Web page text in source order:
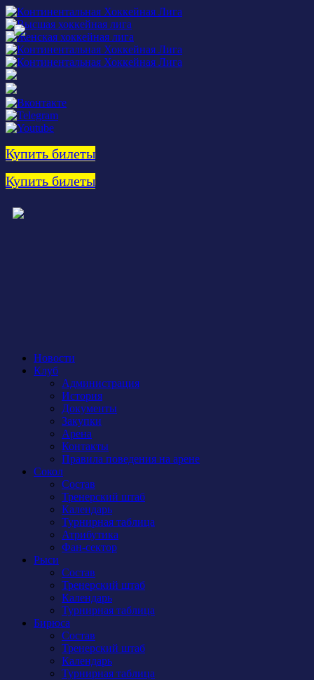
Купить билеты
Купить билеты
Новости
Клуб
Администрация
История
Документы
Закупки
Арена
Контакты
Правила поведения на арене
Сокол
Состав
Тренерский штаб
Календарь
Турнирная таблица
Атрибутика
Фан-сектор
Рыси
Состав
Тренерский штаб
Календарь
Турнирная таблица
Бирюса
Состав
Тренерский штаб
Календарь
Турнирная таблица